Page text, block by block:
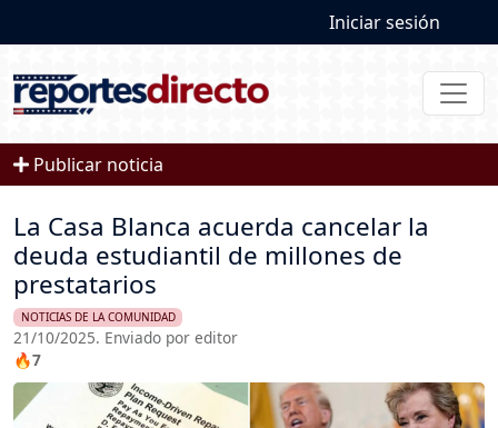
User
Iniciar sesión
Publicar noticia
La Casa Blanca acuerda cancelar la
deuda estudiantil de millones de
prestatarios
NOTICIAS DE LA COMUNIDAD
21/10/2025. Enviado por editor
🔥7
Imagen